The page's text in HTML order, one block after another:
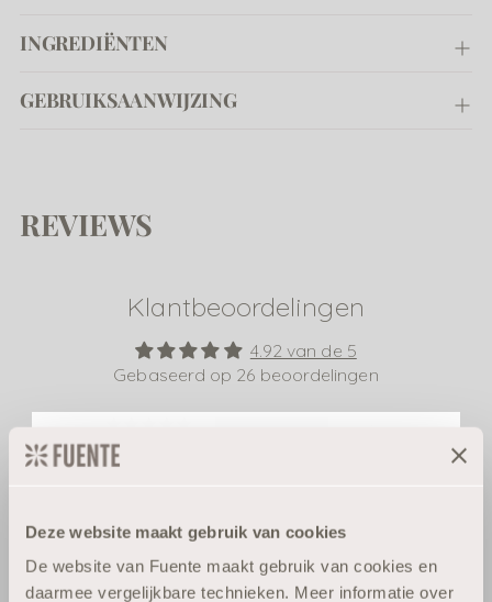
Deze website maakt gebruik van cookies
De website van Fuente maakt gebruik van cookies en
daarmee vergelijkbare technieken. Meer informatie over
INGREDIËNTEN
GEBRUIKSAANWIJZING
REVIEWS
Klantbeoordelingen
4.92 van de 5
Gebaseerd op 26 beoordelingen
Schrijf een beoordeling
10% korting
Blijf op de hoogte van haarverzorging die